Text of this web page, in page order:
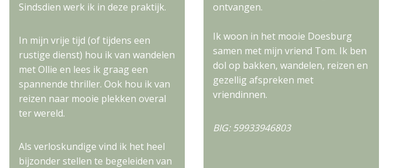
Sindsdien werk ik in deze praktijk.
In mijn vrije tijd (of tijdens een
rustige dienst) hou ik van wandelen
met Ollie en lees ik graag een
spannende thriller. Ook hou ik van
reizen naar mooie plekken overal
ter wereld.
Als verloskundige vind ik het heel
bijzonder stellen te begeleiden van
ontvangen.
Ik woon in het mooie Doesburg
samen met mijn vriend Tom. Ik ben
dol op bakken, wandelen, reizen en
gezellig afspreken met
vriendinnen.
BIG: 59933946803